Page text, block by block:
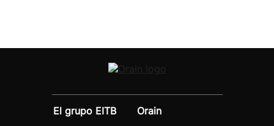
El grupo EITB
Orain